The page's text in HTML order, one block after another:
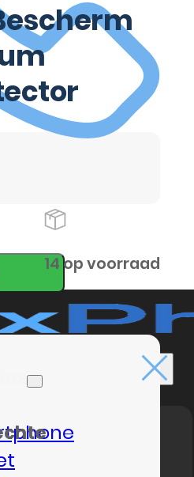
14 op voorraad